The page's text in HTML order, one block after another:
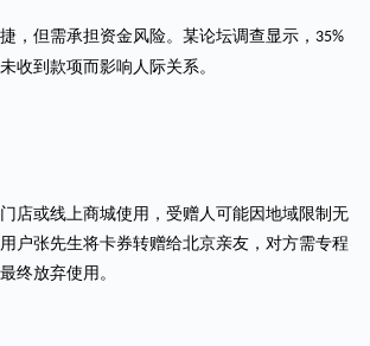
，但需承担资金风险。某论坛调查显示， 35%
收到款项而影响人际关系。
店或线上商城使用，受赠人可能因地域限制无
户张先生将卡券转赠给北京亲友，对方需专程
终放弃使用。